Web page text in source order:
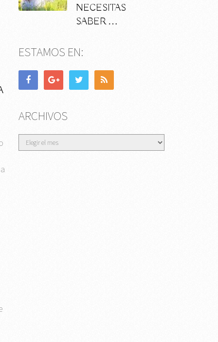
NECESITAS
SABER …
ESTAMOS EN:
ARCHIVOS
Archivos